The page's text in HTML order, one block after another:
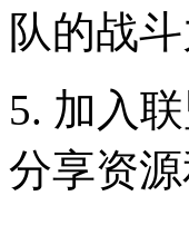
队的战
5. 加入
分享资